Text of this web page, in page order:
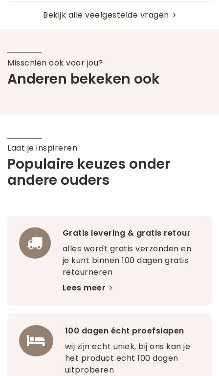
Bekijk alle veelgestelde vragen
Misschien ook voor jou?
Anderen bekeken ook
Laat je inspireren
Populaire keuzes onder
andere ouders
Gratis levering & gratis retour
alles wordt gratis verzonden en
je kunt binnen 100 dagen gratis
retourneren
Lees meer
100 dagen écht proefslapen
wij zijn echt uniek, bij ons kan je
het product echt 100 dagen
uitproberen